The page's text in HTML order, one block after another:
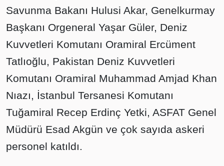
Savunma Bakanı Hulusi Akar, Genelkurmay
Başkanı Orgeneral Yaşar Güler, Deniz
Kuvvetleri Komutanı Oramiral Ercüment
Tatlıoğlu, Pakistan Deniz Kuvvetleri
Komutanı Oramiral Muhammad Amjad Khan
Nıazı, İstanbul Tersanesi Komutanı
Tuğamiral Recep Erdinç Yetki, ASFAT Genel
Müdürü Esad Akgün ve çok sayıda askeri
personel katıldı.